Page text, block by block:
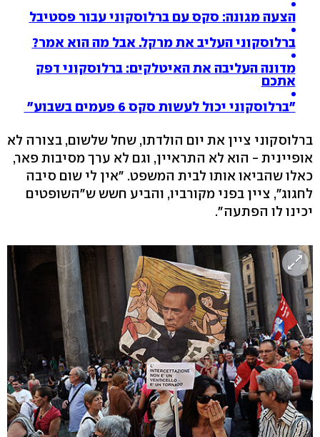
הצעה מגונה: סקס עם ברלוסקוני עבור פסטיבל
ברלוסקוני העליב את מרקל. אבל מה הוא אמר?
מדונה העליבה את האיטלקים: ברלוסקוני דפק
אתכם
"ברלוסקוני יכול לעשות סקס 6 פעמים בשבוע"
ברלוסקוני ציין את יום הולדתו, שחל שלשום, בצורה לא
אופיינית - הוא לא התראיין, וגם לא ערך מסיבות פאר,
כאלו שהביאו אותו לבית המשפט. "אין לי שום סיבה
לחגוג", ציין בפני מקורביו, והביע חשש ש"השופטים
יכינו לו הפתעה".